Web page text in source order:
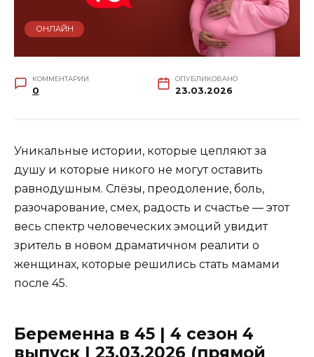
ОНЛАЙН
КОММЕНТАРИИ
0
ОПУБЛИКОВАНО
23.03.2026
Уникальные истории, которые цепляют за
душу и которые никого не могут оставить
равнодушным. Слёзы, преодоление, боль,
разочарование, смех, радость и счастье — этот
весь спектр человеческих эмоций увидит
зритель в новом драматичном реалити о
женщинах, которые решились стать мамами
после 45.
Беременна в 45 | 4 сезон 4
выпуск | 23.03.2026 (прямой